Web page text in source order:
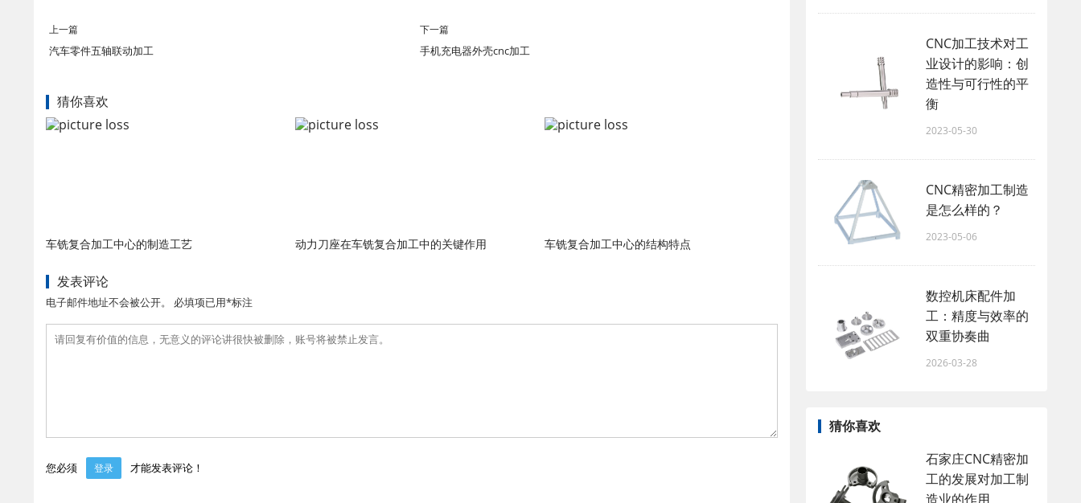
上一篇
汽车零件五轴联动加工
下一篇
手机充电器外壳cnc加工
猜你喜欢
车铣复合加工中心的制造工艺 动力刀座在车铣复合加工中的关键作用 车铣复合加工中心的结构特点
发表评论
电子邮件地址不会被公开。 必填项已用*标注
您必须 登录 才能发表评论！
CNC加工技术对工
业设计的影响：创
造性与可行性的平
衡
2023-05-30
CNC精密加工制造
是怎么样的？
2023-05-06
数控机床配件加
工：精度与效率的
双重协奏曲
2026-03-28
猜你喜欢
石家庄CNC精密加
工的发展对加工制
造业的作用